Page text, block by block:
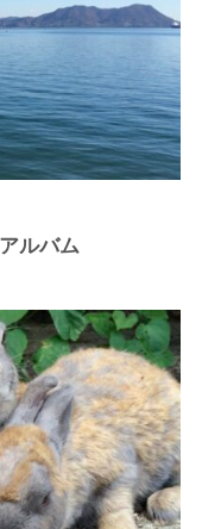
ルバム